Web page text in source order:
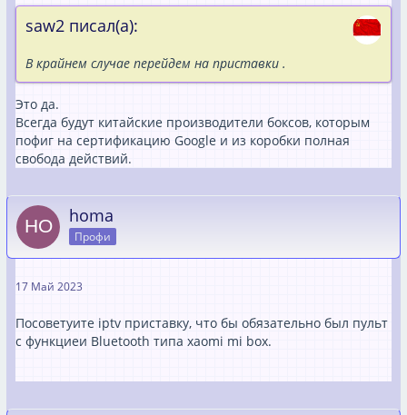
saw2 писал(а):
В крайнем случае перейдем на приставки .
Это да.
Всегда будут китайские производители боксов, которым
пофиг на сертификацию Google и из коробки полная
свобода действий.
homa
Профи
17 Май 2023
Посоветуите iptv приставку, что бы обязательно был пульт
с функциеи Bluetooth типа xaomi mi box.